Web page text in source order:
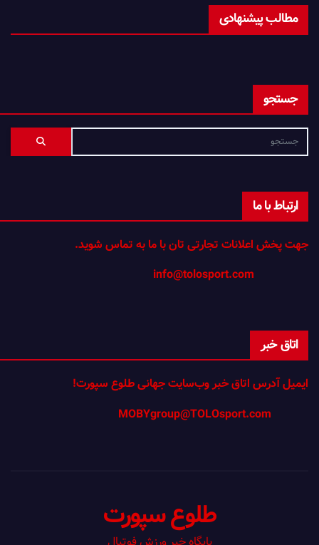
مطالب پیشنهادی
جستجو
ارتباط با ما
جهت پخش اعلانات تجارتی تان با ما به تماس شوید.
اتاق خبر
ایمیل آدرس اتاق خبر وب‌سایت جهانی طلوع سپورت!
طلوع سپورت